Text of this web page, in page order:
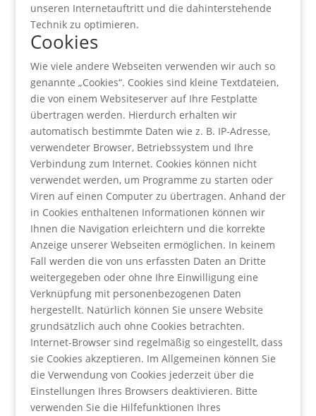
unseren Internetauftritt und die dahinterstehende
Technik zu optimieren.
Cookies
Wie viele andere Webseiten verwenden wir auch so
genannte „Cookies“. Cookies sind kleine Textdateien,
die von einem Websiteserver auf Ihre Festplatte
übertragen werden. Hierdurch erhalten wir
automatisch bestimmte Daten wie z. B. IP-Adresse,
verwendeter Browser, Betriebssystem und Ihre
Verbindung zum Internet. Cookies können nicht
verwendet werden, um Programme zu starten oder
Viren auf einen Computer zu übertragen. Anhand der
in Cookies enthaltenen Informationen können wir
Ihnen die Navigation erleichtern und die korrekte
Anzeige unserer Webseiten ermöglichen. In keinem
Fall werden die von uns erfassten Daten an Dritte
weitergegeben oder ohne Ihre Einwilligung eine
Verknüpfung mit personenbezogenen Daten
hergestellt. Natürlich können Sie unsere Website
grundsätzlich auch ohne Cookies betrachten.
Internet-Browser sind regelmäßig so eingestellt, dass
sie Cookies akzeptieren. Im Allgemeinen können Sie
die Verwendung von Cookies jederzeit über die
Einstellungen Ihres Browsers deaktivieren. Bitte
verwenden Sie die Hilfefunktionen Ihres